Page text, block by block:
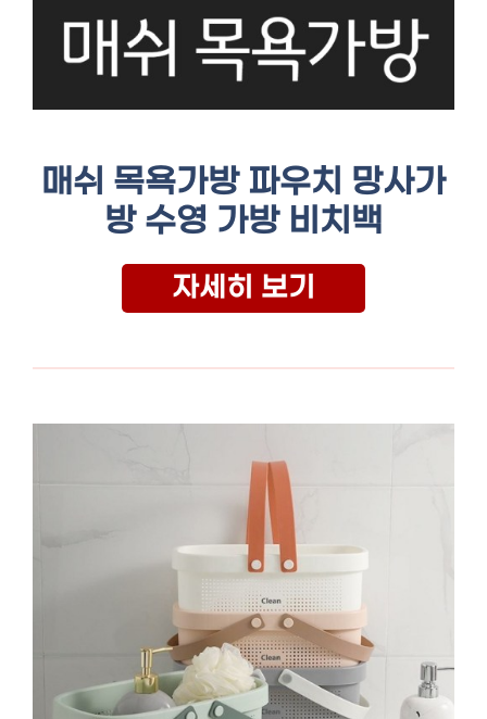
매쉬 목욕가방 파우치 망사가
방 수영 가방 비치백
자세히 보기